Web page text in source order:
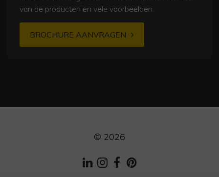
van de producten en vele voorbeelden.
BROCHURE AANVRAGEN
© 2026
LinkedIn
Instagram
Facebook
Pinterest